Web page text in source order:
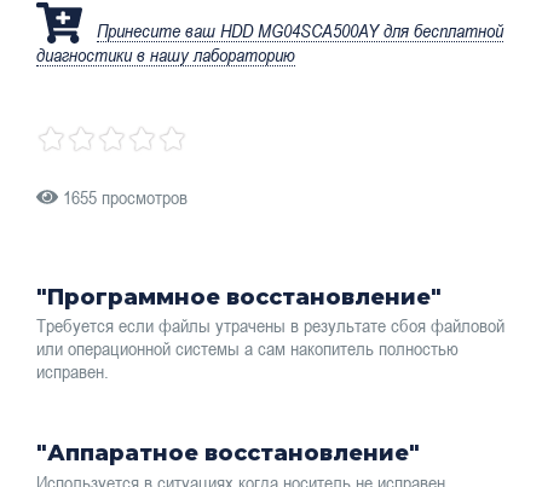
Принесите ваш HDD MG04SCA500AY для бесплатной
диагностики в нашу лабораторию
1655 просмотров
"Программное восстановление"
Требуется если файлы утрачены в результате сбоя файловой
или операционной системы а сам накопитель полностью
исправен.
"Аппаратное восстановление"
Используется в ситуациях когда носитель не исправен